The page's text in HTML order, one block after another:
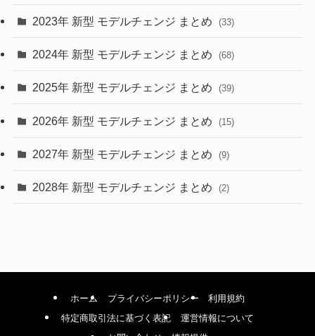
(22)
(4)
(9)
(4)
(1)
2023年 新型 モデルチェンジ まとめ (33)
2024年 新型 モデルチェンジ まとめ (68)
2025年 新型 モデルチェンジ まとめ (39)
2026年 新型 モデルチェンジ まとめ (15)
2027年 新型 モデルチェンジ まとめ (9)
2028年 新型 モデルチェンジ まとめ (2)
ホーム プライバシーポリシー
利用規約
特定商取引法に基づく表記
運営情報について